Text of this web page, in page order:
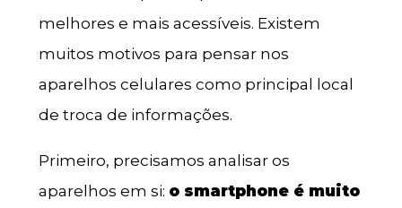
melhores e mais acessíveis. Existem
muitos motivos para pensar nos
aparelhos celulares como principal local
de troca de informações.
Primeiro, precisamos analisar os
aparelhos em si: o smartphone é muito